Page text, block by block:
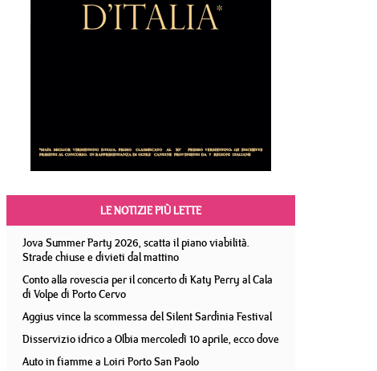
LE NOTIZIE PIÙ LETTE
Jova Summer Party 2026, scatta il piano viabilità.
Strade chiuse e divieti dal mattino
Conto alla rovescia per il concerto di Katy Perry al Cala
di Volpe di Porto Cervo
Aggius vince la scommessa del Silent Sardinia Festival
Disservizio idrico a Olbia mercoledì 10 aprile, ecco dove
Auto in fiamme a Loiri Porto San Paolo